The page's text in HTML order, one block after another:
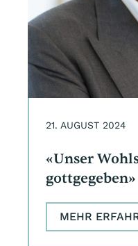
21. AUGUST 2024
«Unser
gottgegeben»
MEHR